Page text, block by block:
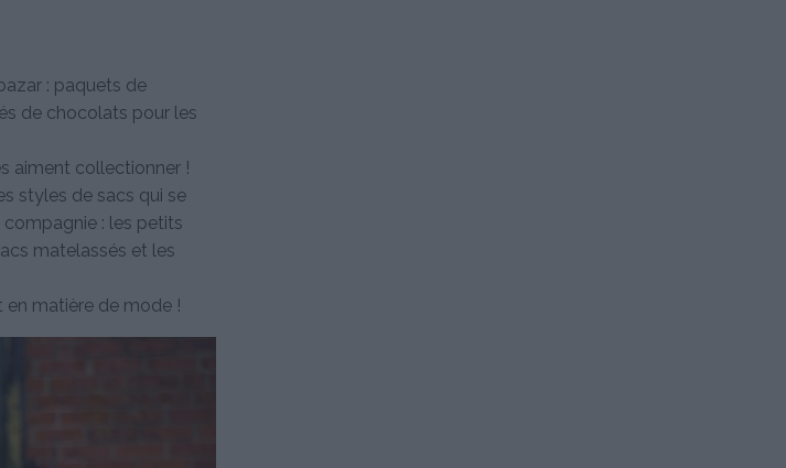
: paquets de
de chocolats pour les
aiment collectionner !
styles de sacs qui se
: les petits
matelassés et les
matière de mode !